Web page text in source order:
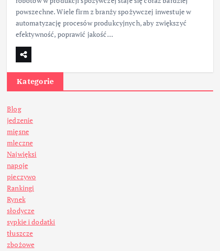
powszechne. Wiele firm z branży spożywczej inwestuje w
automatyzację procesów produkcyjnych, aby zwiększyć
efektywność, poprawić jakość…
Kategorie
Blog
jedzenie
mięsne
mleczne
Najwięksi
napoje
pieczywo
Rankingi
Rynek
słodycze
sypkie i dodatki
tłuszcze
zbożowe